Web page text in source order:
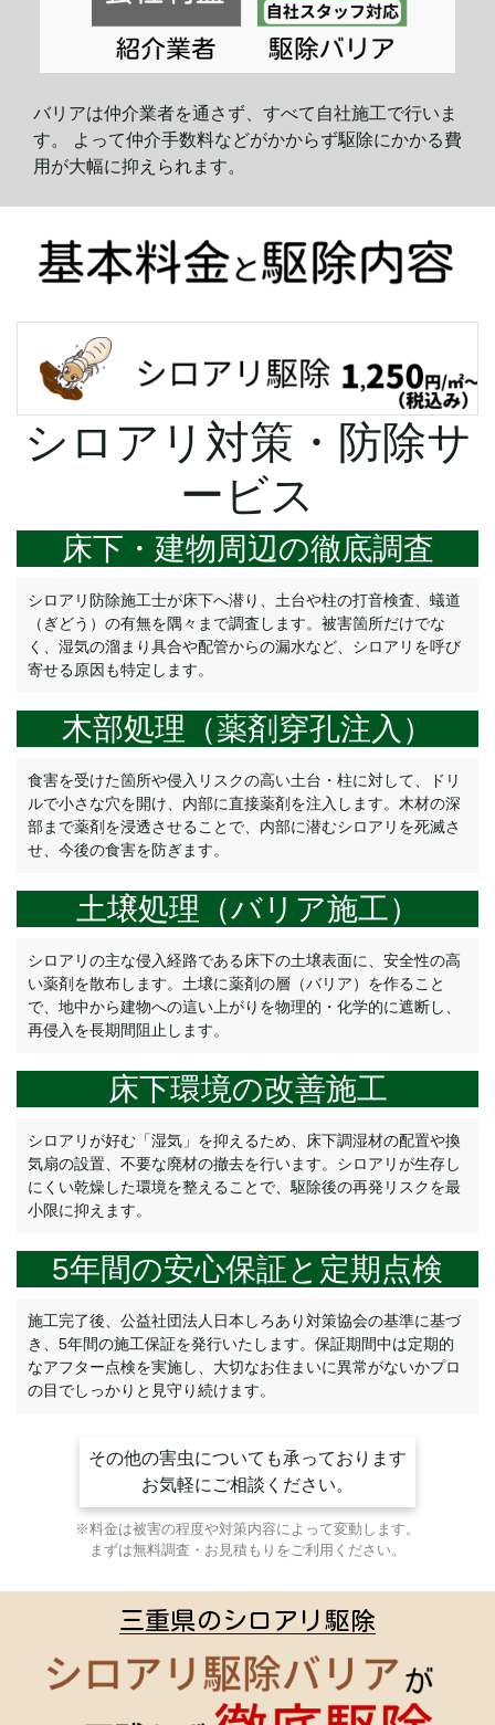
バリアは仲介業者を通さず、すべて自社施工で行いま
す。 よって仲介手数料などがかからず駆除にかかる費
用が大幅に抑えられます。
シロアリ対策・防除サ
ービス
床下・建物周辺の徹底調査
シロアリ防除施工士が床下へ潜り、土台や柱の打音検査、蟻道
（ぎどう）の有無を隅々まで調査します。被害箇所だけでな
く、湿気の溜まり具合や配管からの漏水など、シロアリを呼び
寄せる原因も特定します。
木部処理（薬剤穿孔注入）
食害を受けた箇所や侵入リスクの高い土台・柱に対して、ドリ
ルで小さな穴を開け、内部に直接薬剤を注入します。木材の深
部まで薬剤を浸透させることで、内部に潜むシロアリを死滅さ
せ、今後の食害を防ぎます。
土壌処理（バリア施工）
シロアリの主な侵入経路である床下の土壌表面に、安全性の高
い薬剤を散布します。土壌に薬剤の層（バリア）を作ること
で、地中から建物への這い上がりを物理的・化学的に遮断し、
再侵入を長期間阻止します。
床下環境の改善施工
シロアリが好む「湿気」を抑えるため、床下調湿材の配置や換
気扇の設置、不要な廃材の撤去を行います。シロアリが生存し
にくい乾燥した環境を整えることで、駆除後の再発リスクを最
小限に抑えます。
5年間の安心保証と定期点検
施工完了後、公益社団法人日本しろあり対策協会の基準に基づ
き、5年間の施工保証を発行いたします。保証期間中は定期的
なアフター点検を実施し、大切なお住まいに異常がないかプロ
の目でしっかりと見守り続けます。
その他の害虫についても承っております
お気軽にご相談ください。
※料金は被害の程度や対策内容によって変動します。
まずは無料調査・お見積もりをご利用ください。
三重県のシロアリ駆除